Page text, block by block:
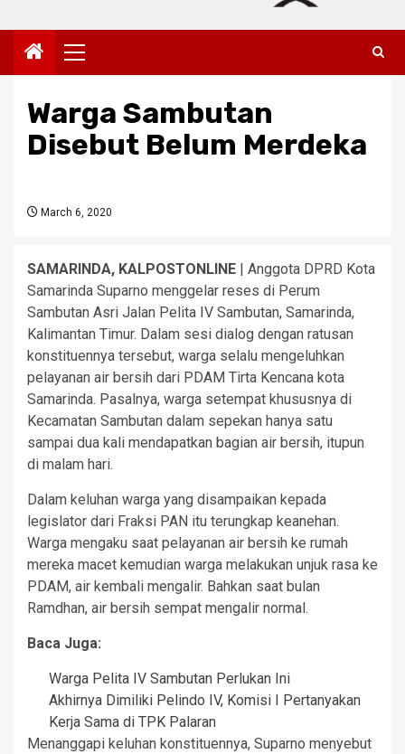
Primary
Menu
Warga Sambutan
Disebut Belum Merdeka
March 6, 2020
SAMARINDA, KALPOSTONLINE | Anggota DPRD Kota
Samarinda Suparno menggelar reses di Perum
Sambutan Asri Jalan Pelita IV Sambutan, Samarinda,
Kalimantan Timur. Dalam sesi dialog dengan ratusan
konstituennya tersebut, warga selalu mengeluhkan
pelayanan air bersih dari PDAM Tirta Kencana kota
Samarinda. Pasalnya, warga setempat khususnya di
Kecamatan Sambutan dalam sepekan hanya satu
sampai dua kali mendapatkan bagian air bersih, itupun
di malam hari.
Dalam keluhan warga yang disampaikan kepada
legislator dari Fraksi PAN itu terungkap keanehan.
Warga mengaku saat pelayanan air bersih ke rumah
mereka macet kemudian warga melakukan unjuk rasa ke
PDAM, air kembali mengalir. Bahkan saat bulan
Ramdhan, air bersih sempat mengalir normal.
Baca Juga:
Warga Pelita IV Sambutan Perlukan Ini
Akhirnya Dimiliki Pelindo IV, Komisi I Pertanyakan
Kerja Sama di TPK Palaran
Menanggapi keluhan konstituennya, Suparno menyebut